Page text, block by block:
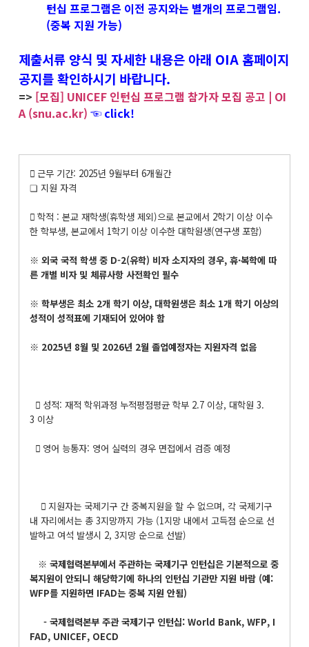
턴십 프로그램은 이전 공지와는 별개의 프로그램임.
(중복 지원 가능)
제출서류 양식 및 자세한 내용은 아래 OIA 홈페이지
공지를 확인하시기 바랍니다.
=> [모집] UNICEF 인턴십 프로그램 참가자 모집 공고 | OI
A (snu.ac.kr) ☜ click!
 근무 기간: 2025년 9월부터 6개월간
❏ 지원 자격
 학적 : 본교 재학생(휴학생 제외)으로 본교에서 2학기 이상 이수
한 학부생, 본교에서 1학기 이상 이수한 대학원생(연구생 포함)
※ 외국 국적 학생 중 D-2(유학) 비자 소지자의 경우, 휴·복학에 따
른 개별 비자 및 체류사항 사전확인 필수
※ 학부생은 최소 2개 학기 이상, 대학원생은 최소 1개 학기 이상의
성적이 성적표에 기재되어 있어야 함
※ 2025년 8월 및 2026년 2월 졸업예정자는 지원자격 없음
 성적: 재적 학위과정 누적평점평균 학부 2.7 이상, 대학원 3.
3 이상
 영어 능통자: 영어 실력의 경우 면접에서 검증 예정
 지원자는 국제기구 간 중복지원을 할 수 없으며, 각 국제기구
내 자리에서는 총 3지망까지 가능 (1지망 내에서 고득점 순으로 선
발하고 여석 발생시 2, 3지망 순으로 선발)
※ 국제협력본부에서 주관하는 국제기구 인턴십은 기본적으로 중
복지원이 안되니 해당학기에 하나의 인턴십 기관만 지원 바람 (예:
WFP를 지원하면 IFAD는 중복 지원 안됨)
- 국제협력본부 주관 국제기구 인턴십: World Bank, WFP, I
FAD, UNICEF, OECD